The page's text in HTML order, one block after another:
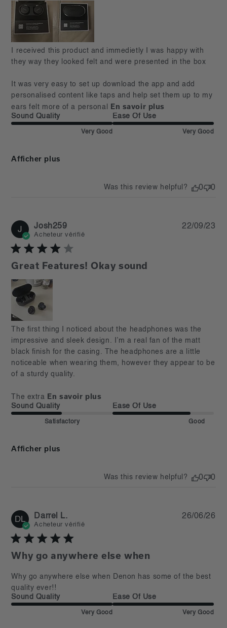
I received this product and immedietly I was happy with
they way they looked felt and were presented in the box
It was very easy to set up download the app and add
personalised content like taps and help set them up to my
ears felt more of a personal
En savoir plus
read more about review content I received this product
and immedietly
Sound Quality
Very Good
Ease Of Use
Very Good
Afficher plus
Was this review helpful? 0 0
J Josh259
Acheteur vérifié
Great Features! Okay sound
The first thing I noticed about the headphones was the
impressive and sleek design. I’m a real fan of the matt
black finish for the casing. The headphones are a little
noticeable when wearing them, however they appear to be
of a sturdy quality.
The extra En savoir plus
read more about review content The first thing I noticed
about
Sound Quality
Satisfactory
Ease Of Use
Good
Afficher plus
22/09/23
Was this review helpful? 0 0
DL Darrel L.
Acheteur vérifié
Why go anywhere else when
Why go anywhere else when Denon has some of the best
quality ever!!
read more about review content Why go anywhere else
when Denon
Sound Quality
Very Good
Ease Of Use
Very Good
26/06/26